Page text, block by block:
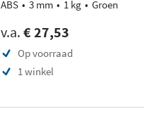
ABS 3 mm 1 kg Groen
v.a. € 27,53
Op voorraad
1 winkel